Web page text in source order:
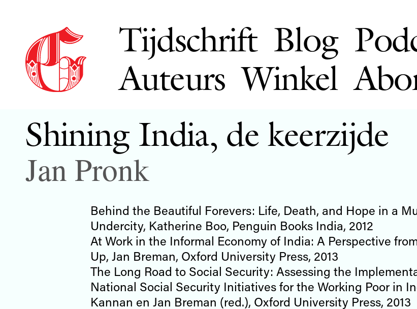
Tijdschrift Blog
Auteurs Winkel
Shining India, de keerzijde
Jan Pronk
Behind the Beautiful Forevers: Life, Death, and Hope in a
Undercity, Katherine Boo, Penguin Books India, 2012
At Work in the Informal Economy of India: A Perspective
Up, Jan Breman, Oxford University Press, 2013
The Long Road to Social Security: Assessing the
National Social Security Initiatives for the Working Poor in
Kannan en Jan Breman (red.), Oxford University Press, 2013